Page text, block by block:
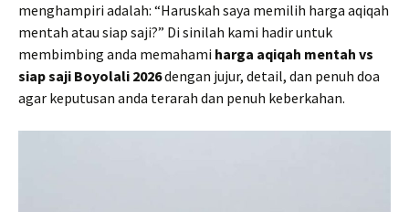
menghampiri adalah: “Haruskah saya memilih harga aqiqah
mentah atau siap saji?” Di sinilah kami hadir untuk
membimbing anda memahami harga aqiqah mentah vs
siap saji Boyolali 2026dengan jujur, detail, dan penuh doa
agar keputusan anda terarah dan penuh keberkahan.